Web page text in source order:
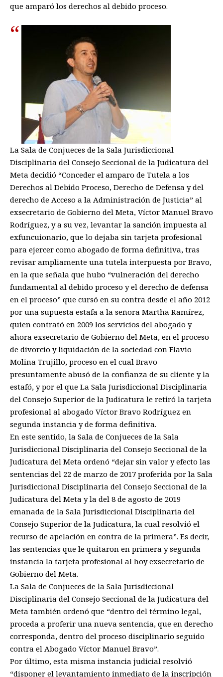
que amparó los derechos al debido proceso.
La Sala de Conjueces de la Sala Jurisdiccional
Disciplinaria del Consejo Seccional de la Judicatura del
Meta decidió “Conceder el amparo de Tutela a los
Derechos al Debido Proceso, Derecho de Defensa y del
derecho de Acceso a la Administración de Justicia” al
exsecretario de Gobierno del Meta, Víctor Manuel Bravo
Rodríguez, y a su vez, levantar la sanción impuesta al
exfuncuionario, que lo dejaba sin tarjeta profesional
para ejercer como abogado de forma definitiva, tras
revisar ampliamente una tutela interpuesta por Bravo,
en la que señala que hubo “vulneración del derecho
fundamental al debido proceso y el derecho de defensa
en el proceso” que cursó en su contra desde el año 2012
por una supuesta estafa a la señora Martha Ramírez,
quien contrató en 2009 los servicios del abogado y
ahora exsecretario de Gobierno del Meta, en el proceso
de divorcio y liquidación de la sociedad con Flavio
Molina Trujillo, proceso en el cual Bravo
presuntamente abusó de la confianza de su cliente y la
estafó, y por el que La Sala Jurisdiccional Disciplinaria
del Consejo Superior de la Judicatura le retiró la tarjeta
profesional al abogado Víctor Bravo Rodríguez en
segunda instancia y de forma definitiva.
En este sentido, la Sala de Conjueces de la Sala
Jurisdiccional Disciplinaria del Consejo Seccional de la
Judicatura del Meta ordenó “dejar sin valor y efecto las
sentencias del 22 de marzo de 2017 proferida por la Sala
Jurisdiccional Disciplinaria del Consejo Seccional de la
Judicatura del Meta y la del 8 de agosto de 2019
emanada de la Sala Jurisdiccional Disciplinaria del
Consejo Superior de la Judicatura, la cual resolvió el
recurso de apelación en contra de la primera”. Es decir,
las sentencias que le quitaron en primera y segunda
instancia la tarjeta profesional al hoy exsecretario de
Gobierno del Meta.
La Sala de Conjueces de la Sala Jurisdiccional
Disciplinaria del Consejo Seccional de la Judicatura del
Meta también ordenó que “dentro del término legal,
proceda a proferir una nueva sentencia, que en derecho
corresponda, dentro del proceso disciplinario seguido
contra el Abogado Víctor Manuel Bravo”.
Por último, esta misma instancia judicial resolvió
“disponer el levantamiento inmediato de la inscripción